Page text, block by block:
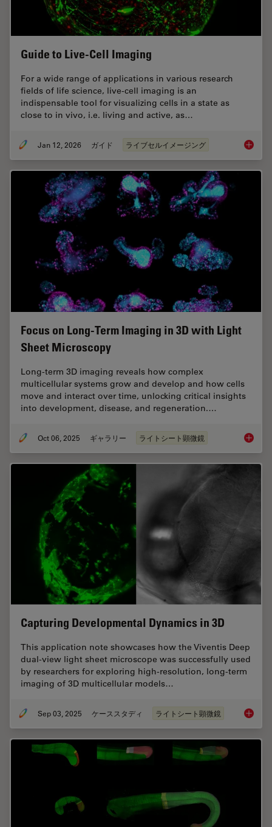
Guide to Live-Cell Imaging
For a wide range of applications in various research
fields of life science, live-cell imaging is an
indispensable tool for visualizing cells in a state as
close to in vivo, i.e. living and active, as…
Jan 12, 2026 ガイド ライブセルイメージング Guide
Focus on Long-Term Imaging in 3D with Light
Sheet Microscopy
Long-term 3D imaging reveals how complex
multicellular systems grow and develop and how cells
move and interact over time, unlocking critical insights
into development, disease, and regeneration.…
Oct 06, 2025 ギャラリー ライトシート顕微鏡 Focus
Capturing Developmental Dynamics in 3D
This application note showcases how the Viventis Deep
dual-view light sheet microscope was successfully used
by researchers for exploring high-resolution, long-term
imaging of 3D multicellular models…
Sep 03, 2025 ケーススタディ ライトシート顕微鏡